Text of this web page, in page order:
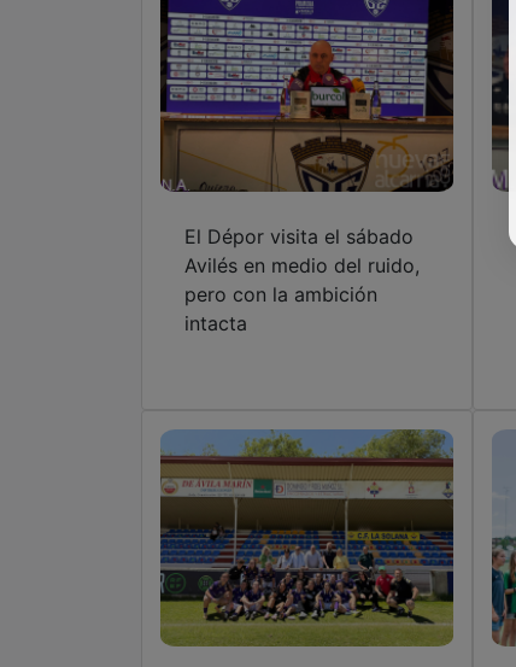
El Dépor visita el sábado
Avilés en medio del ruido,
pero con la ambición
intacta